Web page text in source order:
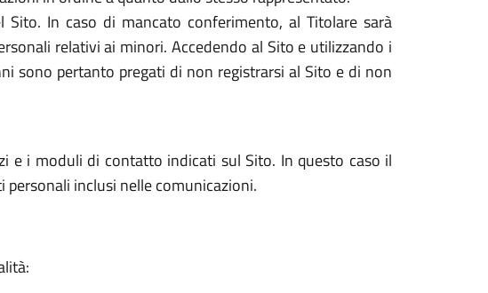
In caso di mancato conferimento, al Titolare sarà
relativi ai minori. Accedendo al Sito e utilizzando i
sono pertanto pregati di non registrarsi al Sito e di non
e i moduli di contatto indicati sul Sito. In questo caso il
inclusi nelle comunicazioni.